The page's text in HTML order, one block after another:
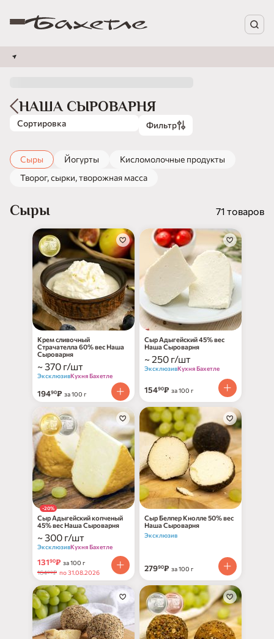
НАША СЫРОВАРНЯ
Сортировка Фильтр
Сыры Йогурты
Кисломолочные продукты
Творог, сырки, творожная масса
Сыры 71 товаров
Крем cливочный
Страчателла 60% вес Наша
Сыроварня
~ 370 г/шт
ЭксклюзивКухня Бахетле
19490₽ за 100 г
Сыр Адыгейский 45% вес
Наша Сыроварня
~ 250 г/шт
ЭксклюзивКухня Бахетле
15490₽ за 100 г
-20%
Сыр Адыгейский копченый
45% вес Наша Сыроварня
~ 300 г/шт
ЭксклюзивКухня Бахетле
13190₽ за 100 г
16400₽ по 31.08.2026
Сыр Белпер Кнолле 50% вес
Наша Сыроварня
Эксклюзив
27990₽ за 100 г